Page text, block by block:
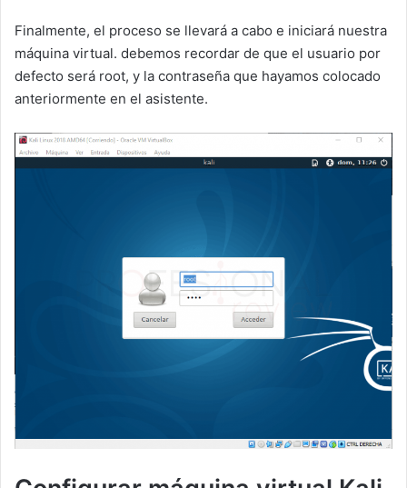
Finalmente, el proceso se llevará a cabo e iniciará nuestra
máquina virtual. debemos recordar de que el usuario por
defecto será root, y la contraseña que hayamos colocado
anteriormente en el asistente.